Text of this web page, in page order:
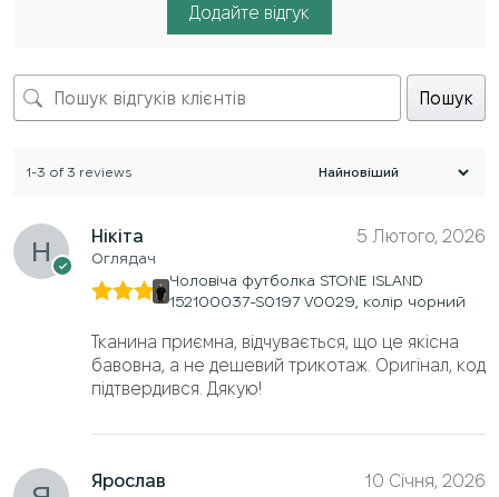
Додайте відгук
Пошук
1-3 of 3 reviews
Нікіта
Оглядач
5 Лютого, 2026
в5з 5
Чоловіча футболка STONE ISLAND
152100037-S0197 V0029, колір чорний
Тканина приємна, відчувається, що це якісна
бавовна, а не дешевий трикотаж. Оригінал, код
підтвердився. Дякую!
Ярослав 10 Січня, 2026